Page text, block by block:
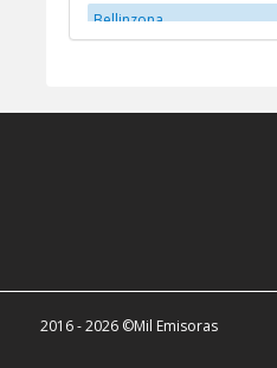
Bellinzona
2016 - 2026 ©Mil Emisoras